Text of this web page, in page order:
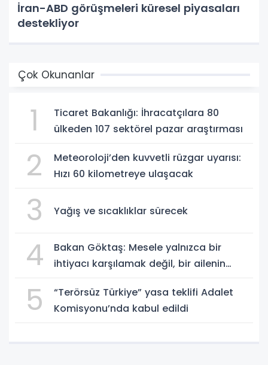
İran-ABD görüşmeleri küresel piyasaları
destekliyor
Çok Okunanlar
1
Ticaret Bakanlığı: İhracatçılara 80
ülkeden 107 sektörel pazar araştırması
2
Meteoroloji’den kuvvetli rüzgar uyarısı:
Hızı 60 kilometreye ulaşacak
3 Yağış ve sıcaklıklar sürecek
4
Bakan Göktaş: Mesele yalnızca bir
ihtiyacı karşılamak değil, bir ailenin
5
“Terörsüz Türkiye” yasa teklifi Adalet
Komisyonu’nda kabul edildi